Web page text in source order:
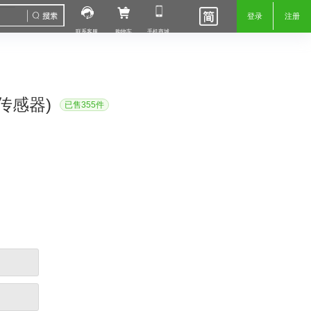
联系客服 购物车 手机商城
登录 注册
感器) 已售355件